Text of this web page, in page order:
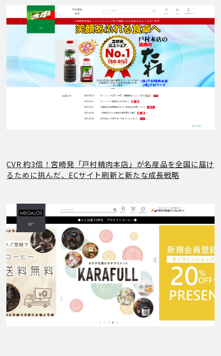
CVR 約3倍！宮崎発「戸村精肉本店」が名産品を全国に届け
るために挑んだ、ECサイト刷新と新たな成長戦略